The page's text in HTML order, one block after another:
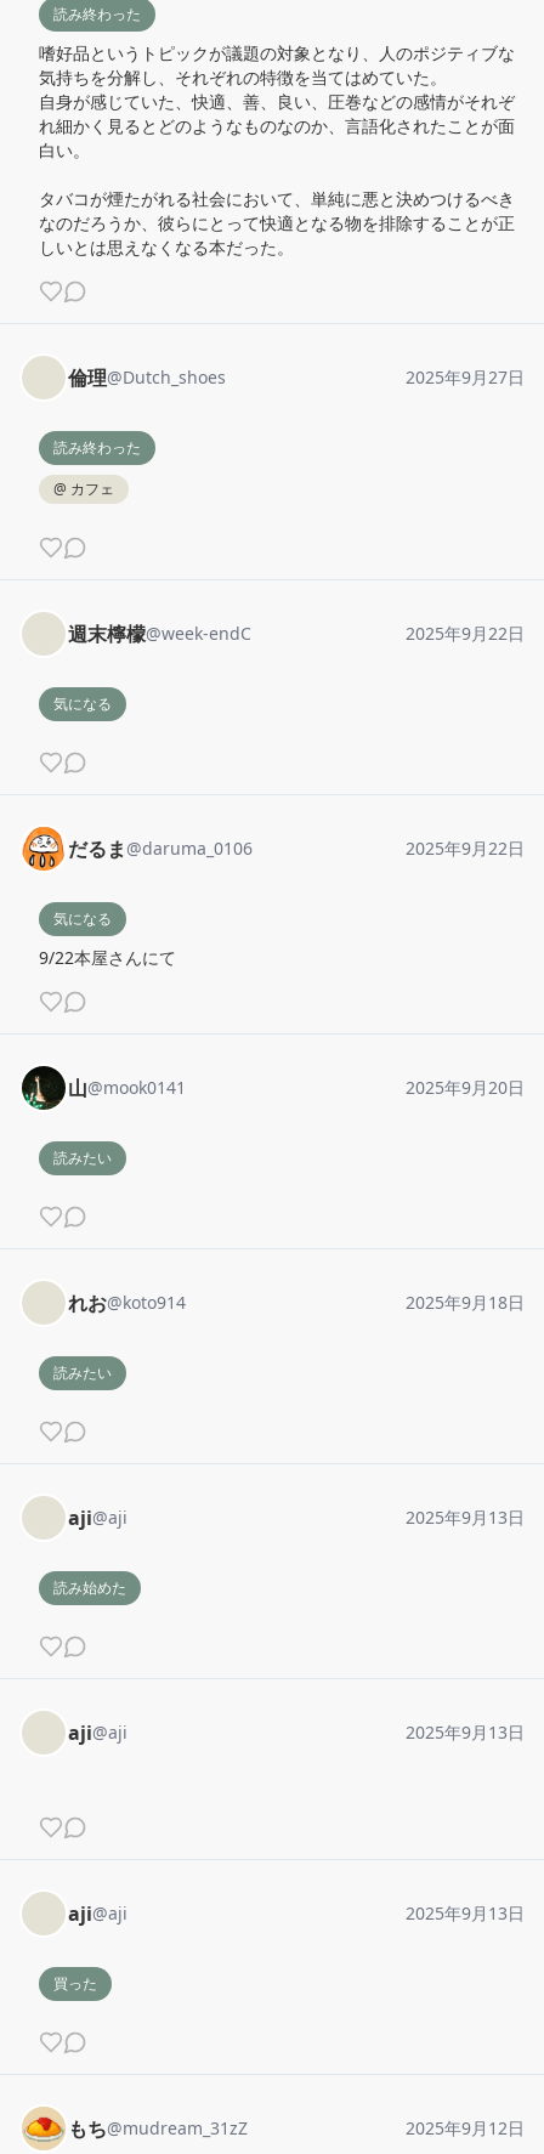
読み終わった
嗜好品というトピックが議題の対象となり、人のポジティブな
気持ちを分解し、それぞれの特徴を当てはめていた。
自身が感じていた、快適、善、良い、圧巻などの感情がそれぞ
れ細かく見るとどのようなものなのか、言語化されたことが面
白い。
タバコが煙たがれる社会において、単純に悪と決めつけるべき
なのだろうか、彼らにとって快適となる物を排除することが正
しいとは思えなくなる本だった。
倫理@Dutch_shoes 2025年9月27日
読み終わった
@ カフェ
週末檸檬@week-endC 2025年9月22日
気になる
だるま@daruma_0106 2025年9月22日
気になる
9/22本屋さんにて
山@mook0141 2025年9月20日
読みたい
れお@koto914 2025年9月18日
読みたい
aji@aji 2025年9月13日
読み始めた
aji@aji 2025年9月13日
aji@aji 2025年9月13日
買った
もち@mudream_31zZ 2025年9月12日